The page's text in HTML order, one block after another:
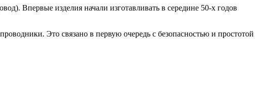
Впервые изделия начали изготавливать в середине 50-х годов
Это связано в первую очередь с безопасностью и простотой